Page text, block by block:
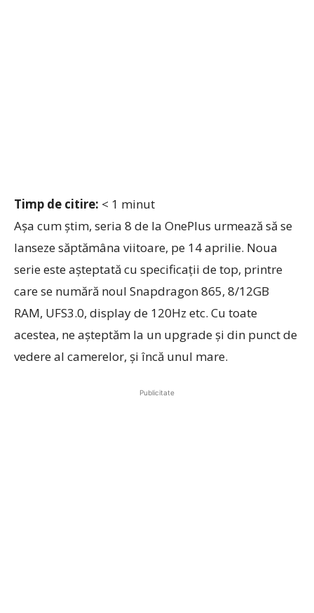
Timp de citire: < 1 minut
Așa cum știm, seria 8 de la OnePlus urmează să se
lanseze săptămâna viitoare, pe 14 aprilie. Noua
serie este așteptată cu specificații de top, printre
care se numără noul Snapdragon 865, 8/12GB
RAM, UFS3.0, display de 120Hz etc. Cu toate
acestea, ne așteptăm la un upgrade și din punct de
vedere al camerelor, și încă unul mare.
Publicitate